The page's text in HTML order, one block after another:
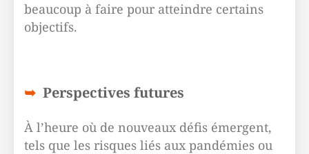
beaucoup à faire pour atteindre certains
objectifs.
Perspectives futures
À l’heure où de nouveaux défis émergent,
tels que les risques liés aux pandémies ou